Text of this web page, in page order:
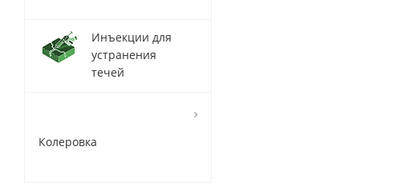
Инъекции для
устранения
течей
Колеровка